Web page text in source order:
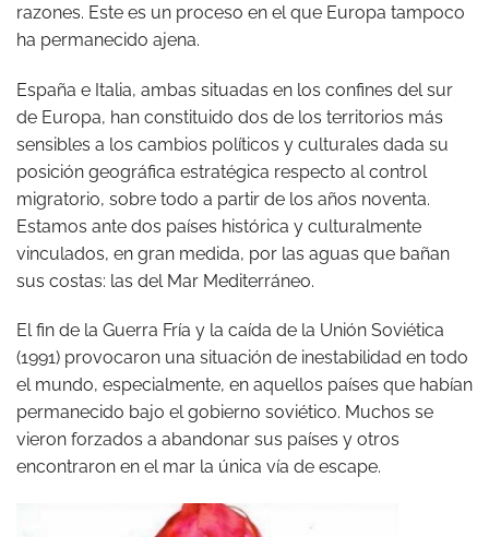
razones. Este es un proceso en el que Europa tampoco
ha permanecido ajena.
España e Italia, ambas situadas en los confines del sur
de Europa, han constituido dos de los territorios más
sensibles a los cambios políticos y culturales dada su
posición geográfica estratégica respecto al control
migratorio, sobre todo a partir de los años noventa.
Estamos ante dos países histórica y culturalmente
vinculados, en gran medida, por las aguas que bañan
sus costas: las del Mar Mediterráneo.
El fin de la Guerra Fría y la caída de la Unión Soviética
(1991) provocaron una situación de inestabilidad en todo
el mundo, especialmente, en aquellos países que habían
permanecido bajo el gobierno soviético. Muchos se
vieron forzados a abandonar sus países y otros
encontraron en el mar la única vía de escape.